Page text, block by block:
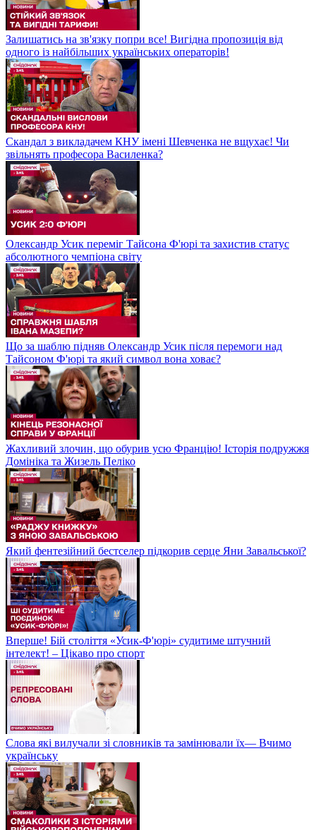
Залишатись на зв'язку попри все! Вигідна пропозиція від
одного із найбільших українських операторів!
Скандал з викладачем КНУ імені Шевченка не вщухає! Чи
звільнять професора Василенка?
Олександр Усик переміг Тайсона Ф'юрі та захистив статус
абсолютного чемпіона світу
Що за шаблю підняв Олександр Усик після перемоги над
Тайсоном Ф'юрі та який символ вона ховає?
Жахливий злочин, що обурив усю Францію! Історія подружжя
Домініка та Жизель Пеліко
Який фентезійний бестселер підкорив серце Яни Завальської?
Вперше! Бій століття «Усик-Ф'юрі» судитиме штучний
інтелект! – Цікаво про спорт
Слова які вилучали зі словників та замінювали їх— Вчимо
українську